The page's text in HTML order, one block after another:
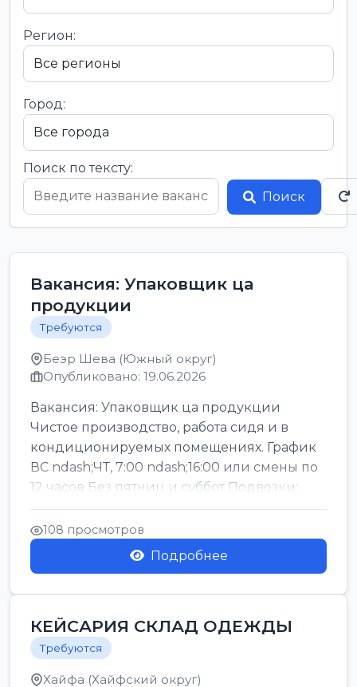
Регион:
Город:
Поиск по тексту:
Поиск
Вакансия: Упаковщик ца
продукции
Требуются
Беэр Шева (Южный округ)
Опубликовано: 19.06.2026
Вакансия: Упаковщик ца продукции
Чистое производство, работа сидя и в
кондиционируемых помещениях. График
ВС ndash;ЧТ, 7:00 ndash;16:00 или смены по
12 часов Без пятниц и суббот Подвозки:
Офаким, Нети...
108 просмотров
Подробнее
КЕЙСАРИЯ СКЛАД ОДЕЖДЫ
Требуются
Хайфа (Хайфский округ)